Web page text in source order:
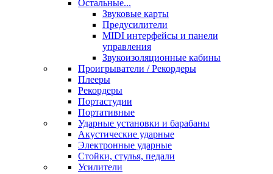
Остальные...
Звуковые карты
Предусилители
MIDI интерфейсы и панели
управления
Звукоизоляционные кабины
Проигрыватели / Рекордеры
Плееры
Рекордеры
Портастудии
Портативные
Ударные установки и барабаны
Акустические ударные
Электронные ударные
Стойки, стулья, педали
Усилители